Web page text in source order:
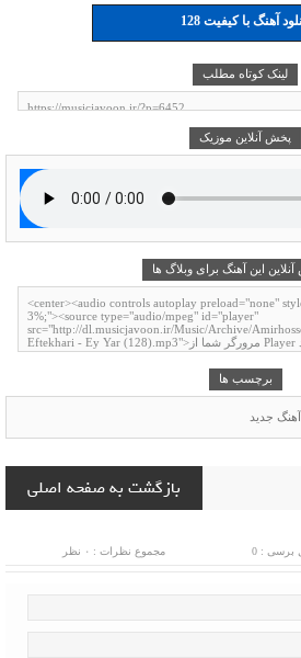
آهنگ با کیفیت 128
لینک کوتاه مطلب
پخش آنلاین موزیک
این آهنگ برای وبلاگ ها
برچسب ها
آهنگ جدید
بازگشت به صفحه اصلی
برسی : 0 مجموع نظرات : ۰ نظر